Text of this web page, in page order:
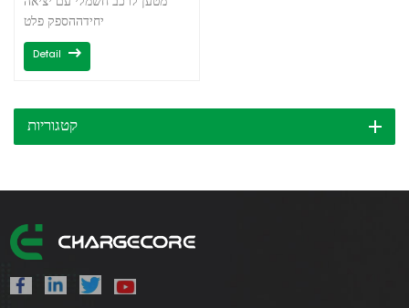
יחידההספק פלט
7/11/22kWפלט
Detail
קטגוריות